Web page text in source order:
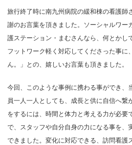
旅行終了時に南九州病院の緩和棟の看護師
謝のお言葉を頂きました。ソーシャルワー
護ステーション・まむさんなら、何とかし
フットワーク軽く対応してくださった事に
ん。」との、嬉しいお言葉も頂きました。
今回、このような事例に携わる事ができ、
員一人一人としても、成長と供に自信へ繋
をするには、時間と体力と考える力が必要
で、スタッフや自分自身の力になる事を、
できました。変化に対応できる、訪問看護